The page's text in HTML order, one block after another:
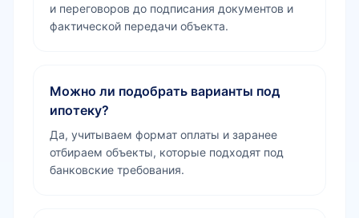
и переговоров до подписания документов и
фактической передачи объекта.
Можно ли подобрать варианты под
ипотеку?
Да, учитываем формат оплаты и заранее
отбираем объекты, которые подходят под
банковские требования.